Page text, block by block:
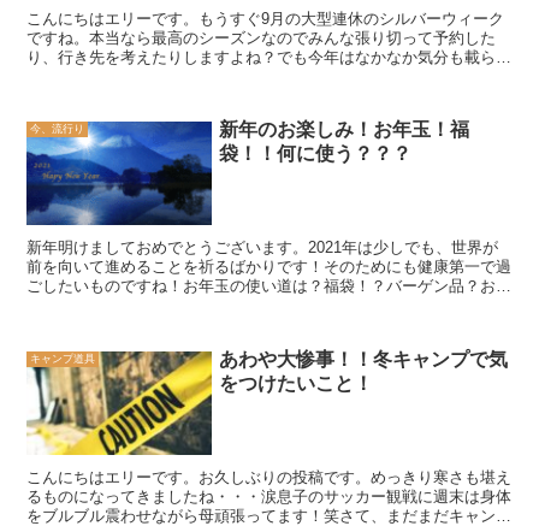
こんにちはエリーです。もうすぐ9月の大型連休のシルバーウィーク
ですね。本当なら最高のシーズンなのでみんな張り切って予約した
り、行き先を考えたりしますよね？でも今年はなかなか気分も載らず
今、流行り
新年のお楽しみ！お年玉！福
袋！！何に使う？？？
新年明けましておめでとうございます。2021年は少しでも、世界が
前を向いて進めることを祈るばかりです！そのためにも健康第一で過
ごしたいものですね！お年玉の使い道は？福袋！？バーゲン品？お正
キャンプ道具
あわや大惨事！！冬キャンプで気
をつけたいこと！
こんにちはエリーです。お久しぶりの投稿です。めっきり寒さも堪え
るものになってきましたね・・・涙息子のサッカー観戦に週末は身体
をブルブル震わせながら母頑張ってます！笑さて、まだまだキャンプ